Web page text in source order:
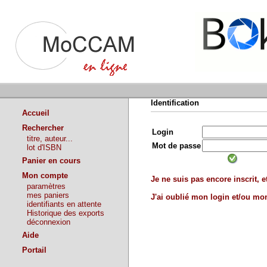
Accueil
Rechercher
titre, auteur...
lot d'ISBN
Panier en cours
Mon compte
paramètres
mes paniers
identifiants en attente
Historique des exports
déconnexion
Aide
Portail
Identification
Login
Mot de passe
Je ne suis pas encore inscrit,
J'ai oublié mon login et/ou